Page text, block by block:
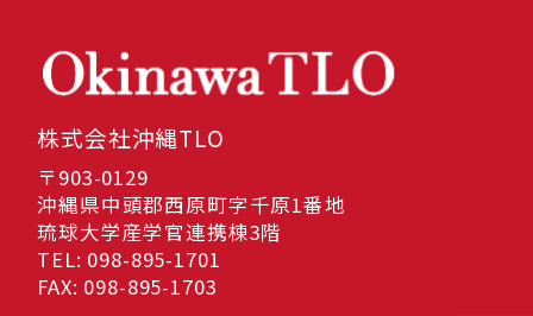
株式会社沖縄TLO
〒903-0129
沖縄県中頭郡西原町字千原1番地
琉球大学産学官連携棟3階
TEL: 098-895-1701
FAX: 098-895-1703